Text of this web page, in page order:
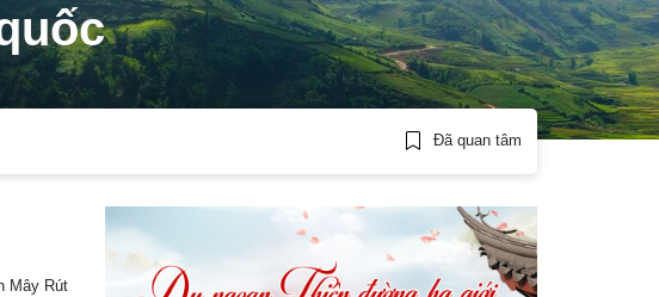
Đã quan tâm
Mây Rút